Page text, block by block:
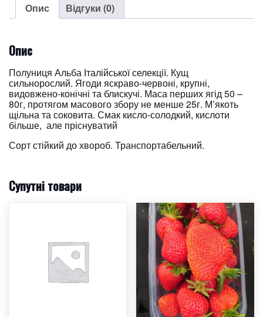
Опис Відгуки (0)
Опис
Полуниця Альба Італійської селекції. Кущ
сильнорослий. Ягоди яскраво-червоні, крупні,
видовжено-конічні та блискучі. Маса перших ягід 50 –
80г, протягом масового збору не менше 25г. М’якоть
щільна та соковита. Смак кисло-солодкий, кислоти
більше, але пріснуватий
Сорт стійкий до хвороб. Транспортабельний.
Супутні товари